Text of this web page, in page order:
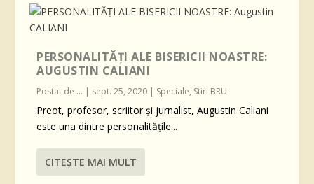
PERSONALITĂȚI ALE BISERICII NOASTRE:
AUGUSTIN CALIANI
Postat de ... | sept. 25, 2020 | Speciale, Stiri BRU
Preot, profesor, scriitor și jurnalist, Augustin Caliani
este una dintre personalitățile...
CITEŞTE MAI MULT